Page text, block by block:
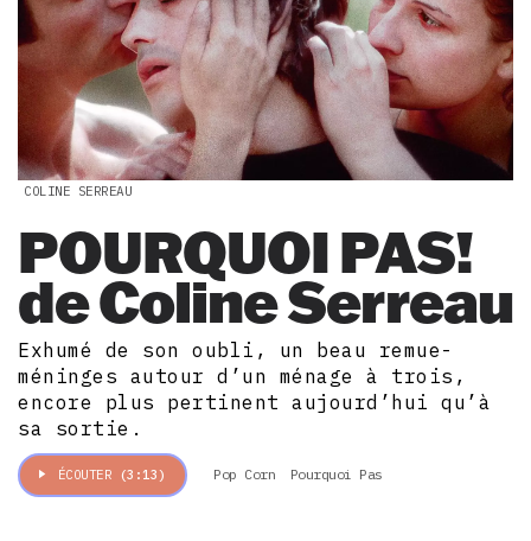
COLINE SERREAU
POURQUOI PAS!
de Coline Serreau
Exhumé de son oubli, un beau remue-
méninges autour d’un ménage à trois,
encore plus pertinent aujourd’hui qu’à
sa sortie.
ÉCOUTER (3:13) Pop Corn Pourquoi Pas